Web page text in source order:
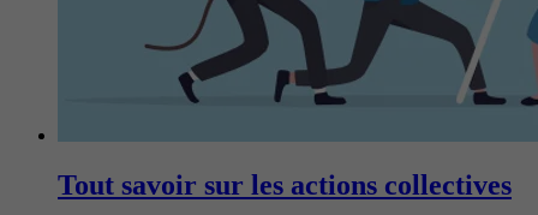
Tout savoir sur les actions collectives